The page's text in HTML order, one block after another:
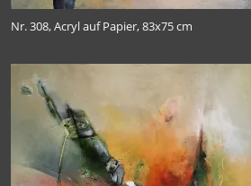
TUHH 2019
Kunst Offen 2018
Nr. 308, Acryl auf Papier, 83x75 cm